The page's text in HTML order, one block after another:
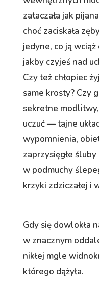
zataczała jak
choć zaciskała
jedyne, co ją
jakby czyjeś nad
Czy też chłopiec
same krosty? Czy
sekretne
uczuć — tajne
wypomnienia,
zaprzysięgłe
w podmuchy
krzyki zdziczałej i
Gdy się dowlokła
w znacznym
nikłej mgle
którego dążyła.